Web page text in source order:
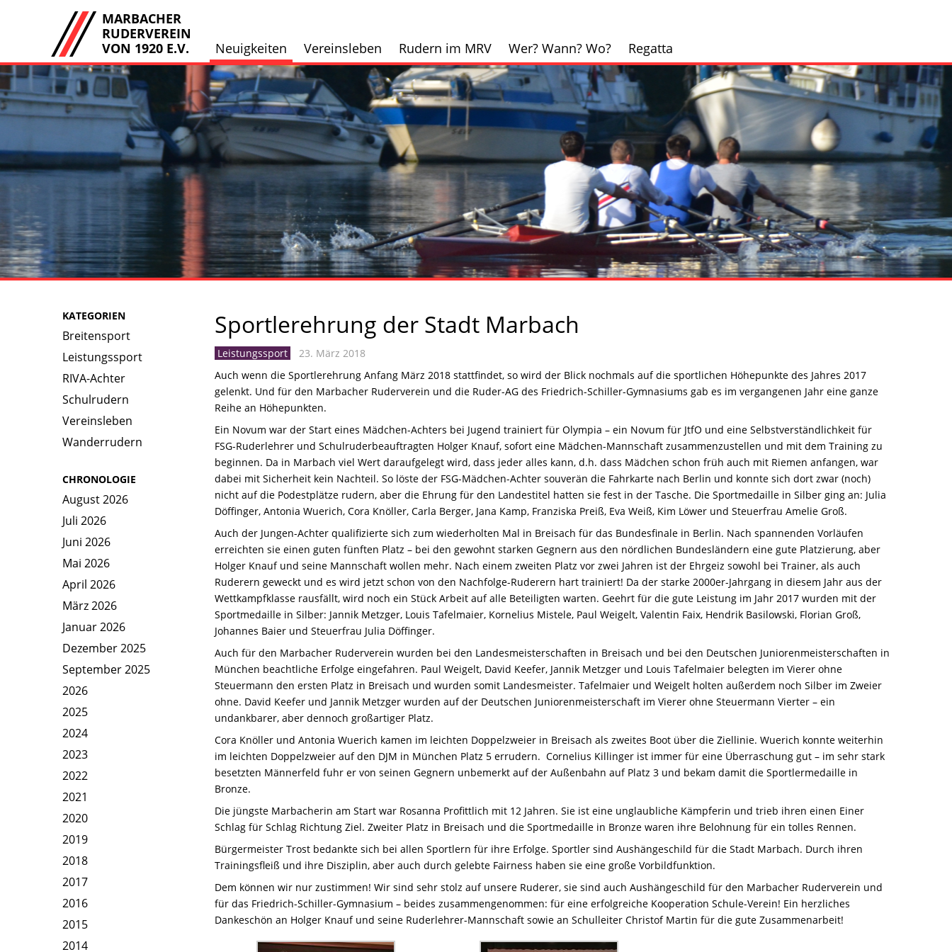
MARBACHER
RUDERVEREIN
VON 1920 E.V.
Neuigkeiten Vereinsleben Rudern im MRV Wer? Wann? Wo? Regatta
KATEGORIEN
Breitensport
Leistungssport
RIVA-Achter
Schulrudern
Vereinsleben
Wanderrudern
CHRONOLOGIE
August 2026
Juli 2026
Juni 2026
Mai 2026
April 2026
März 2026
Januar 2026
Dezember 2025
September 2025
2026
2025
2024
2023
2022
2021
2020
2019
2018
2017
2016
2015
2014
Sportlerehrung der Stadt Marbach
Leistungssport
23. März 2018
Auch wenn die Sportlerehrung Anfang März 2018 stattfindet, so wird der Blick nochmals auf die sportlichen Höhepunkte des Jahres 2017
gelenkt. Und für den Marbacher Ruderverein und die Ruder-AG des Friedrich-Schiller-Gymnasiums gab es im vergangenen Jahr eine ganze
Reihe an Höhepunkten.
Ein Novum war der Start eines Mädchen-Achters bei Jugend trainiert für Olympia – ein Novum für JtfO und eine Selbstverständlichkeit für
FSG-Ruderlehrer und Schulruderbeauftragten Holger Knauf, sofort eine Mädchen-Mannschaft zusammenzustellen und mit dem Training zu
beginnen. Da in Marbach viel Wert daraufgelegt wird, dass jeder alles kann, d.h. dass Mädchen schon früh auch mit Riemen anfangen, war
dabei mit Sicherheit kein Nachteil. So löste der FSG-Mädchen-Achter souverän die Fahrkarte nach Berlin und konnte sich dort zwar (noch)
nicht auf die Podestplätze rudern, aber die Ehrung für den Landestitel hatten sie fest in der Tasche. Die Sportmedaille in Silber ging an: Julia
Döffinger, Antonia Wuerich, Cora Knöller, Carla Berger, Jana Kamp, Franziska Preiß, Eva Weiß, Kim Löwer und Steuerfrau Amelie Groß.
Auch der Jungen-Achter qualifizierte sich zum wiederholten Mal in Breisach für das Bundesfinale in Berlin. Nach spannenden Vorläufen
erreichten sie einen guten fünften Platz – bei den gewohnt starken Gegnern aus den nördlichen Bundesländern eine gute Platzierung, aber
Holger Knauf und seine Mannschaft wollen mehr. Nach einem zweiten Platz vor zwei Jahren ist der Ehrgeiz sowohl bei Trainer, als auch
Ruderern geweckt und es wird jetzt schon von den Nachfolge-Ruderern hart trainiert! Da der starke 2000er-Jahrgang in diesem Jahr aus der
Wettkampfklasse rausfällt, wird noch ein Stück Arbeit auf alle Beteiligten warten. Geehrt für die gute Leistung im Jahr 2017 wurden mit der
Sportmedaille in Silber: Jannik Metzger, Louis Tafelmaier, Kornelius Mistele, Paul Weigelt, Valentin Faix, Hendrik Basilowski, Florian Groß,
Johannes Baier und Steuerfrau Julia Döffinger.
Auch für den Marbacher Ruderverein wurden bei den Landesmeisterschaften in Breisach und bei den Deutschen Juniorenmeisterschaften in
München beachtliche Erfolge eingefahren. Paul Weigelt, David Keefer, Jannik Metzger und Louis Tafelmaier belegten im Vierer ohne
Steuermann den ersten Platz in Breisach und wurden somit Landesmeister. Tafelmaier und Weigelt holten außerdem noch Silber im Zweier
ohne. David Keefer und Jannik Metzger wurden auf der Deutschen Juniorenmeisterschaft im Vierer ohne Steuermann Vierter – ein
undankbarer, aber dennoch großartiger Platz.
Cora Knöller und Antonia Wuerich kamen im leichten Doppelzweier in Breisach als zweites Boot über die Ziellinie. Wuerich konnte weiterhin
im leichten Doppelzweier auf den DJM in München Platz 5 errudern. Cornelius Killinger ist immer für eine Überraschung gut – im sehr stark
besetzten Männerfeld fuhr er von seinen Gegnern unbemerkt auf der Außenbahn auf Platz 3 und bekam damit die Sportlermedaille in
Bronze.
Die jüngste Marbacherin am Start war Rosanna Profittlich mit 12 Jahren. Sie ist eine unglaubliche Kämpferin und trieb ihren einen Einer
Schlag für Schlag Richtung Ziel. Zweiter Platz in Breisach und die Sportmedaille in Bronze waren ihre Belohnung für ein tolles Rennen.
Bürgermeister Trost bedankte sich bei allen Sportlern für ihre Erfolge. Sportler sind Aushängeschild für die Stadt Marbach. Durch ihren
Trainingsfleiß und ihre Disziplin, aber auch durch gelebte Fairness haben sie eine große Vorbildfunktion.
Dem können wir nur zustimmen! Wir sind sehr stolz auf unsere Ruderer, sie sind auch Aushängeschild für den Marbacher Ruderverein und
für das Friedrich-Schiller-Gymnasium – beides zusammengenommen: für eine erfolgreiche Kooperation Schule-Verein! Ein herzliches
Dankeschön an Holger Knauf und seine Ruderlehrer-Mannschaft sowie an Schulleiter Christof Martin für die gute Zusammenarbeit!